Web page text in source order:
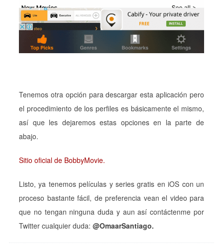
Tenemos otra opción para descargar esta aplicación pero
el procedimiento de los perfiles es básicamente el mismo,
así que les dejaremos estas opciones en la parte de
abajo.
Sitio oficial de BobbyMovie.
Listo, ya tenemos películas y series gratis en iOS con un
proceso bastante fácil, de preferencia vean el video para
que no tengan ninguna duda y aun así contáctenme por
Twitter cualquier duda: @OmaarSantiago.